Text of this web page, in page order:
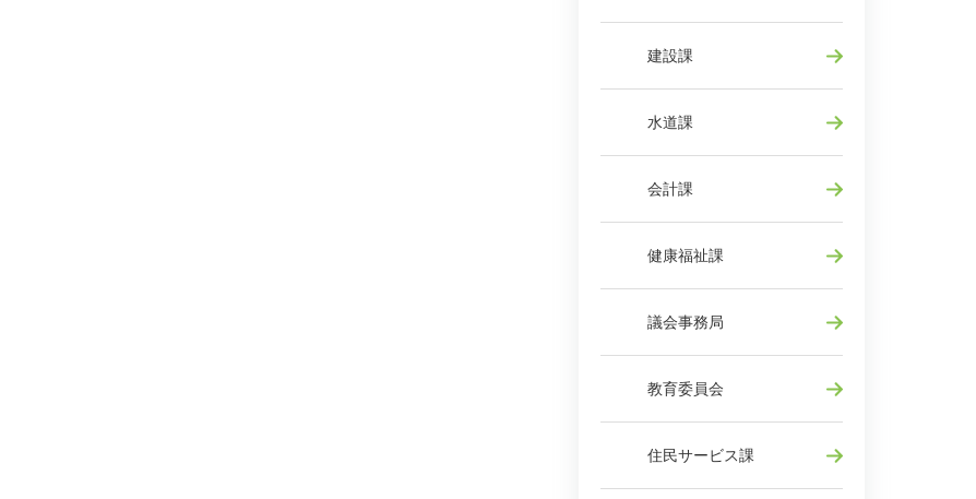
建設課
水道課
会計課
健康福祉課
議会事務局
教育委員会
住民サービス課